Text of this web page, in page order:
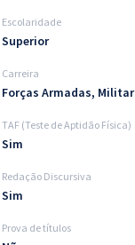
Escolaridade
Superior
Carreira
Forças Armadas, Militar
TAF (Teste de Aptidão Física)
Sim
Redação Discursiva
Sim
Prova de títulos